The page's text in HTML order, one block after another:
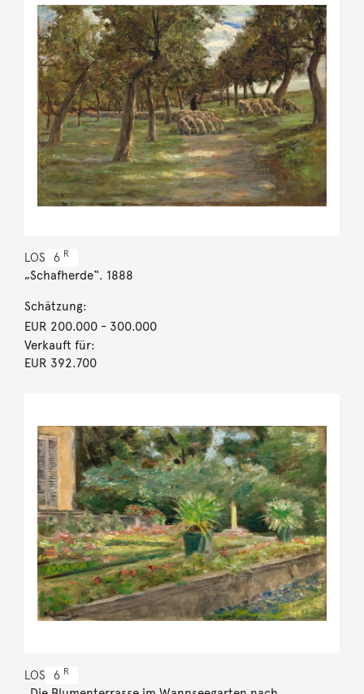
LOS 6 R
„Schafherde“. 1888
Schätzung:
EUR 200.000- 300.000
Verkauft für:
EUR 392.700
LOS 6 R